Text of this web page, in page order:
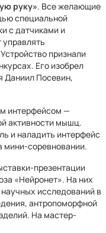
руку». Все желающие
специальной
с датчиками и
управлять
признали
Его изобрел
Даниил Посевин,
интерфейсом —
активности мышц.
и наладить интерфейс
мини-соревновании.
презентации
«Нейронет». На них
исследований в
антропоморфной
На мастер-